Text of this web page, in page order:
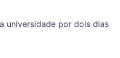
universidade por dois dias